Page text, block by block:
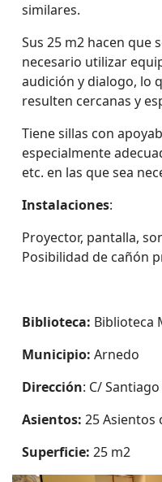
similares.
Sus 25 m2 hacen que
necesario utilizar
audición y dialogo, lo
resulten cercanas y
Tiene sillas con
especialmente
etc. en las que sea
Instalaciones:
Proyector, pantalla,
Posibilidad de cañón
Biblioteca: Biblioteca
Municipio: Arnedo
Dirección: C/
Asientos: 25
Superficie: 25 m2